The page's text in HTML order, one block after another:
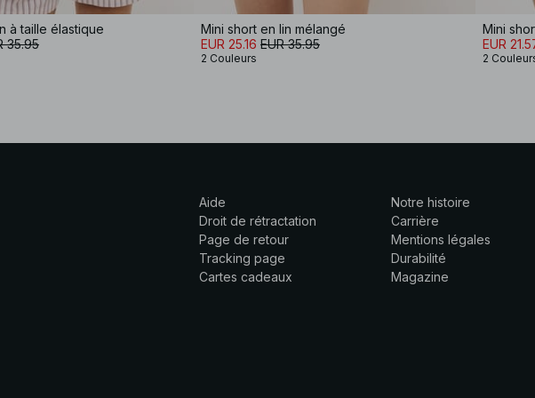
à taille élastique
35.95
Mini short en lin mélangé
EUR 25.16 EUR 35.95
2 Couleurs
Mini
EUR
2
Aide
Droit de rétractation
Page de retour
Tracking page
Cartes cadeaux
Notre histoire
Carrière
Mentions légales
Durabilité
Magazine